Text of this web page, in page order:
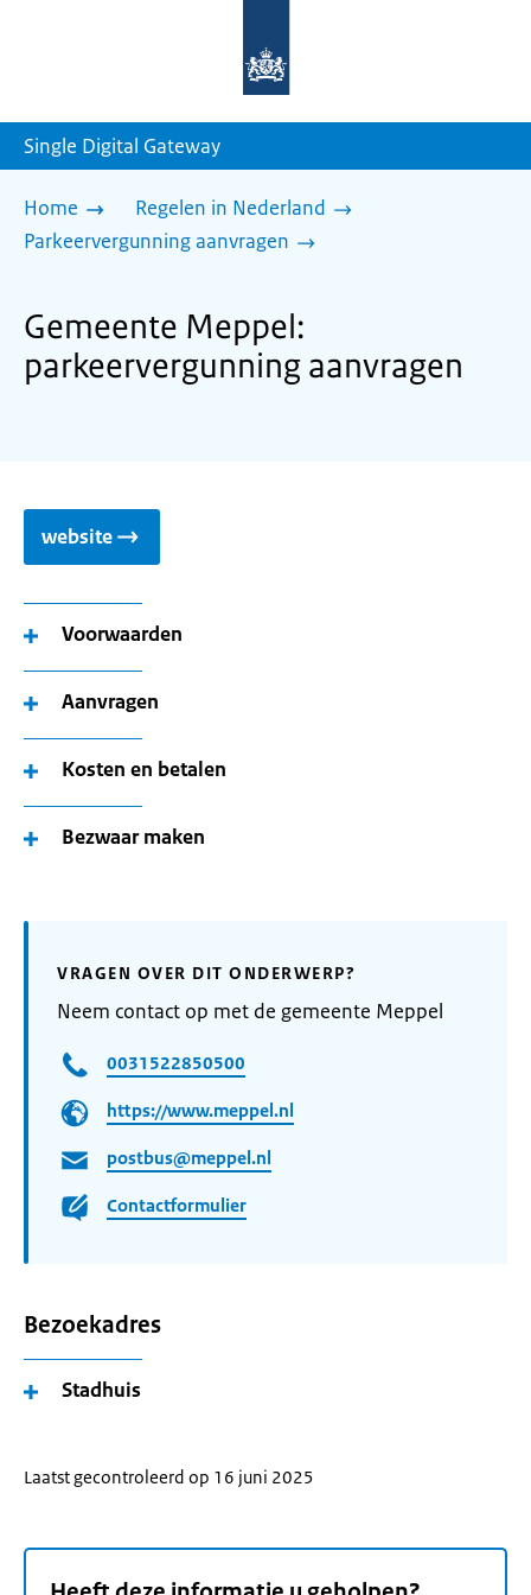
homepage
Single Digital Gateway
Home
Regelen in Nederland
Parkeervergunning aanvragen
Gemeente Meppel:
parkeervergunning aanvragen
website
Voorwaarden
Aanvragen
Kosten en betalen
Bezwaar maken
VRAGEN OVER DIT ONDERWERP?
Neem contact op met de gemeente Meppel
0031522850500
https://www.meppel.nl
postbus@meppel.nl
Contactformulier
Bezoekadres
Stadhuis
Laatst gecontroleerd op 16 juni 2025